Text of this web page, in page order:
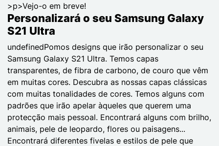
>p>Vejo-o em breve!
Personalizará o seu Samsung Galaxy
S21 Ultra
undefinedPomos designs que irão personalizar o seu
Samsung Galaxy S21 Ultra. Temos capas
transparentes, de fibra de carbono, de couro que vêm
em muitas cores. Descubra as nossas capas clássicas
com muitas tonalidades de cores. Temos alguns com
padrões que irão apelar àqueles que querem uma
protecção mais pessoal. Encontrará alguns com brilho,
animais, pele de leopardo, flores ou paisagens...
Encontrará diferentes fivelas e estilos de pele que